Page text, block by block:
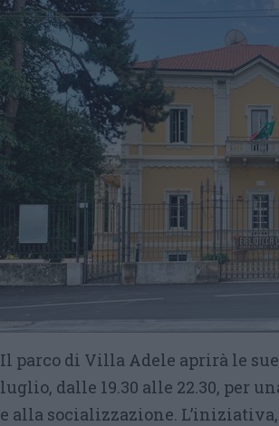
Il parco di Villa Adele aprirà le
luglio, dalle 19.30 alle 22.30, per
e alla socializzazione.